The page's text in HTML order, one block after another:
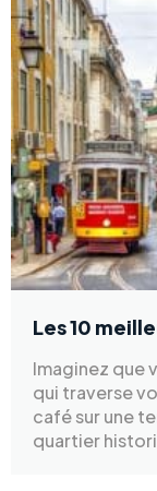
Les 10
Imaginez que
qui traverse
café sur une
quartier